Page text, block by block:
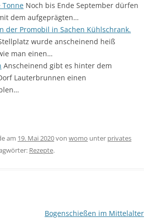
Tonne Noch bis Ende September dürfen
dem aufgeprägten…
der Promobil in Sachen Kühlschrank.
wurde anscheinend heiß
man einen…
Anscheinend gibt es hinter dem
Lauterbrunnen einen
am 19. Mai 2020von womo unter privates
Rezepte.
Bogenschießen im Mittelalter